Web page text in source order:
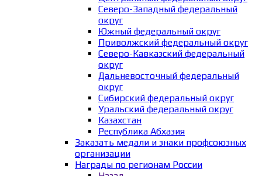
Северо-Западный федеральный
округ
Южный федеральный округ
Приволжский федеральный округ
Северо-Кавказский федеральный
округ
Дальневосточный федеральный
округ
Сибирский федеральный округ
Уральский федеральный округ
Казахстан
Республика Абхазия
Заказать медали и знаки профсоюзных
организации
Награды по регионам России